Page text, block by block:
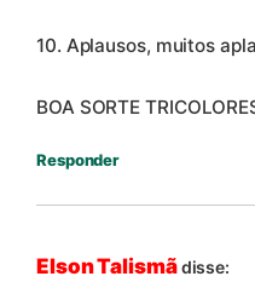
10. Aplausos, muitos
BOA SORTE
Responder
Elson Talismãdisse: